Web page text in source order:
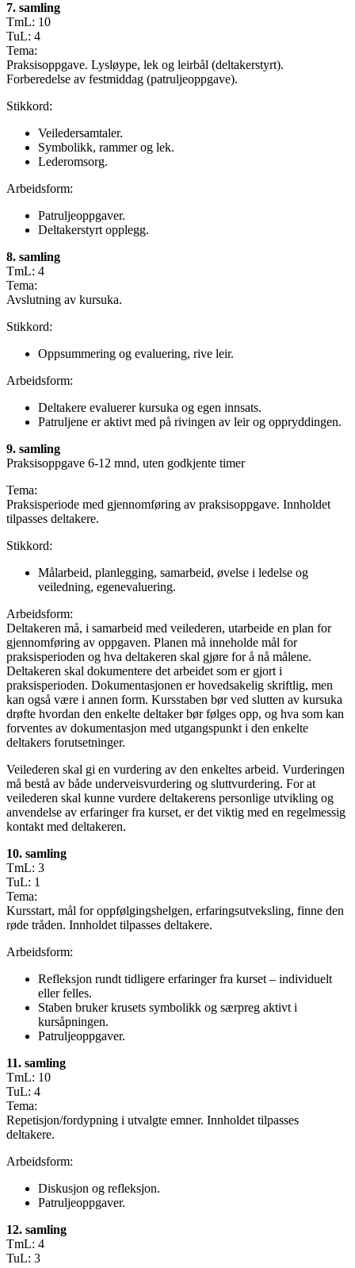
7. samling
TmL: 10
TuL: 4
Tema:
Praksisoppgave. Lysløype, lek og leirbål (deltakerstyrt).
Forberedelse av festmiddag (patruljeoppgave).
Stikkord:
Veiledersamtaler.
Symbolikk, rammer og lek.
Lederomsorg.
Arbeidsform:
Patruljeoppgaver.
Deltakerstyrt opplegg.
8. samling
TmL: 4
Tema:
Avslutning av kursuka.
Stikkord:
Oppsummering og evaluering, rive leir.
Arbeidsform:
Deltakere evaluerer kursuka og egen innsats.
Patruljene er aktivt med på rivingen av leir og oppryddingen.
9. samling
Praksisoppgave 6-12 mnd, uten godkjente timer
Tema:
Praksisperiode med gjennomføring av praksisoppgave. Innholdet
tilpasses deltakere.
Stikkord:
Målarbeid, planlegging, samarbeid, øvelse i ledelse og
veiledning, egenevaluering.
Arbeidsform:
Deltakeren må, i samarbeid med veilederen, utarbeide en plan for
gjennomføring av oppgaven. Planen må inneholde mål for
praksisperioden og hva deltakeren skal gjøre for å nå målene.
Deltakeren skal dokumentere det arbeidet som er gjort i
praksisperioden. Dokumentasjonen er hovedsakelig skriftlig, men
kan også være i annen form. Kursstaben bør ved slutten av kursuka
drøfte hvordan den enkelte deltaker bør følges opp, og hva som kan
forventes av dokumentasjon med utgangspunkt i den enkelte
deltakers forutsetninger.
Veilederen skal gi en vurdering av den enkeltes arbeid. Vurderingen
må bestå av både underveisvurdering og sluttvurdering. For at
veilederen skal kunne vurdere deltakerens personlige utvikling og
anvendelse av erfaringer fra kurset, er det viktig med en regelmessig
kontakt med deltakeren.
10. samling
TmL: 3
TuL: 1
Tema:
Kursstart, mål for oppfølgingshelgen, erfaringsutveksling, finne den
røde tråden. Innholdet tilpasses deltakere.
Arbeidsform:
Refleksjon rundt tidligere erfaringer fra kurset – individuelt
eller felles.
Staben bruker krusets symbolikk og særpreg aktivt i
kursåpningen.
Patruljeoppgaver.
11. samling
TmL: 10
TuL: 4
Tema:
Repetisjon/fordypning i utvalgte emner. Innholdet tilpasses
deltakere.
Arbeidsform:
Diskusjon og refleksjon.
Patruljeoppgaver.
12. samling
TmL: 4
TuL: 3